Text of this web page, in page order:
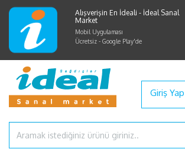
Alışverişin En İdeali - İdeal Sanal
Market
Mobil Uygulaması
Ücretsiz - Google Play'de
Giriş Yap